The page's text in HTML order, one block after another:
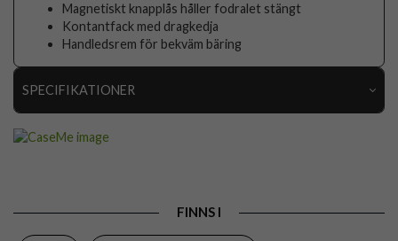
Magnetiskt knapplås håller fodralet stängt
Kontantfack med dragkedja
Handledsrem för bekväm bäring
SPECIFIKATIONER
Dragkedja, Handrem, Kortfack, Löstagbart skal
FINNS I